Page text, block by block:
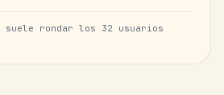
suele rondar los 32 usuarios